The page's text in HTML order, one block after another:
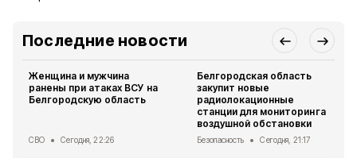
Последние новости
Женщина и мужчина
ранены при атаках ВСУ на
Белгородскую область
СВО Сегодня, 22:26
Белгородская область
закупит новые
радиолокационные
станции для мониторинга
воздушной обстановки
Безопасность Сегодня, 21:17